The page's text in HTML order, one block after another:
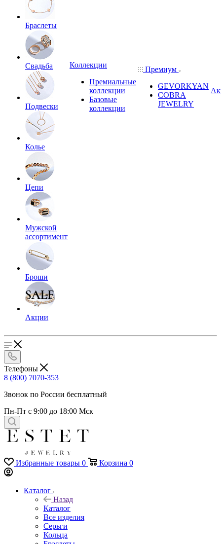
Браслеты
Свадьба
Подвески
Колье
Цепи
Мужской
ассортимент
Броши
Акции
Коллекции
Премиальные
коллекции
Базовые
коллекции
Премиум
GEVORKYAN
COBRA
JEWELRY
Телефоны
8 (800) 7070-353
Звонок по России бесплатный
Пн-Пт с 9:00 до 18:00 Мск
Избранные товары 0 Корзина 0
Каталог
Назад
Каталог
Все изделия
Серьги
Кольца